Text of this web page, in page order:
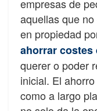
empresas de
aquellas que
en propiedad
ahorrar costes
querer o poder
inicial. El
como a largo